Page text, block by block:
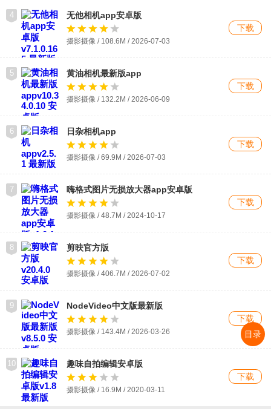
4 无他相机app安卓版
摄影摄像 / 108.6M / 2026-07-03
下载
5 黄油相机最新版app
摄影摄像 / 132.2M / 2026-06-09
下载
6 日杂相机app
摄影摄像 / 69.9M / 2026-07-03
下载
7 嗨格式图片无损放大器app安卓版
摄影摄像 / 48.7M / 2024-10-17
下载
8 剪映官方版
摄影摄像 / 406.7M / 2026-07-02
下载
9 NodeVideo中文版最新版
摄影摄像 / 143.4M / 2026-03-26
下载
10 趣味自拍编辑安卓版
摄影摄像 / 16.9M / 2020-03-11
下载
目录